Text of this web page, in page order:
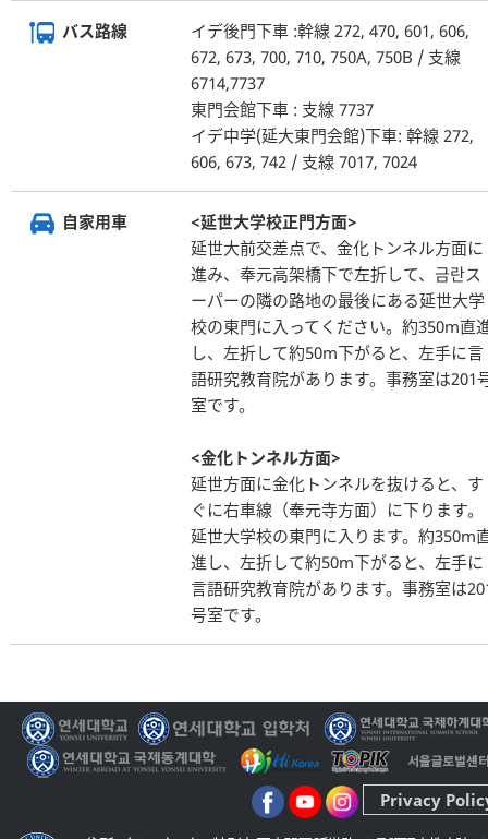
バス路線
イデ後門下車 :幹線 272, 470, 601, 606,
672, 673, 700, 710, 750A, 750B / 支線
6714,7737
東門会館下車 : 支線 7737
イデ中学(延大東門会館)下車: 幹線 272,
606, 673, 742 / 支線 7017, 7024
自家用車
<延世大学校正門方面>
延世大前交差点で、金化トンネル方面に
進み、奉元高架橋下で左折して、금란ス
ーパーの隣の路地の最後にある延世大学
校の東門に入ってください。約350m直
し、左折して約50m下がると、左手に言
語研究教育院があります。事務室は201
室です。
<金化トンネル方面>
延世方面に金化トンネルを抜けると、す
ぐに右車線（奉元寺方面）に下ります。
延世大学校の東門に入ります。約350m
進し、左折して約50m下がると、左手に
言語研究教育院があります。事務室は
号室です。
Privacy